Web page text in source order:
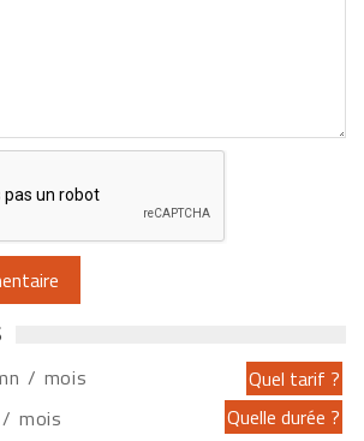
/ mois
mois